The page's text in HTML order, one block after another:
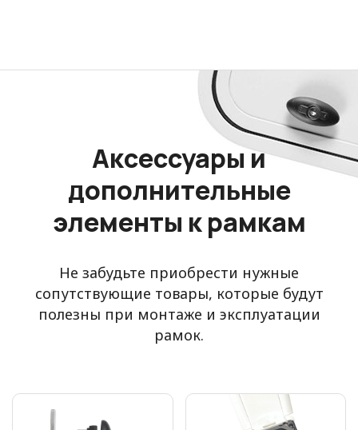
Аксессуары и
дополнительные
элементы к рамкам
Не забудьте приобрести нужные
сопутствующие товары, которые будут
полезны при монтаже и эксплуатации
рамок.